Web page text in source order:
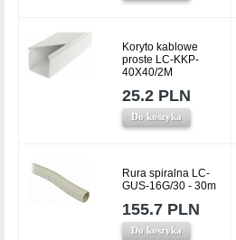
Koryto kablowe
proste LC-KKP-
40X40/2M
25.2 PLN
Do koszyka
Rura spiralna LC-
GUS-16G/30 - 30m
155.7 PLN
Do koszyka